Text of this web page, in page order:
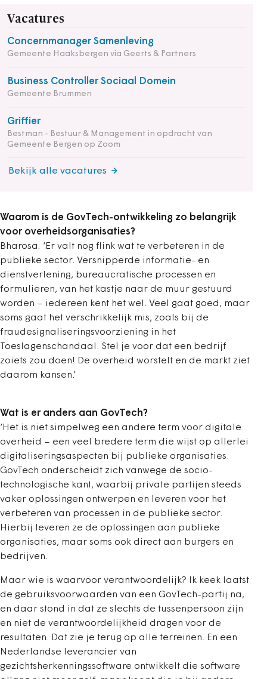
Vacatures
Concernmanager Samenleving
Gemeente Haaksbergen via Geerts & Partners
Business Controller Sociaal Domein
Gemeente Brummen
Griffier
Bestman - Bestuur & Management in opdracht van
Gemeente Bergen op Zoom
Bekijk alle vacatures
Waarom is de GovTech-ontwikkeling zo belangrijk
voor overheidsorganisaties?
Bharosa: ‘Er valt nog flink wat te verbeteren in de
publieke sector. Versnipperde informatie- en
dienstverlening, bureaucratische processen en
formulieren, van het kastje naar de muur gestuurd
worden – iedereen kent het wel. Veel gaat goed, maar
soms gaat het verschrikkelijk mis, zoals bij de
fraudesignaliseringsvoorziening in het
Toeslagenschandaal. Stel je voor dat een bedrijf
zoiets zou doen! De overheid worstelt en de markt ziet
daarom kansen.’
Wat is er anders aan GovTech?
‘Het is niet simpelweg een andere term voor digitale
overheid – een veel bredere term die wijst op allerlei
digitaliseringsaspecten bij publieke organisaties.
GovTech onderscheidt zich vanwege de socio-
technologische kant, waarbij private partijen steeds
vaker oplossingen ontwerpen en ­leveren voor het
verbeteren van processen in de publieke sector.
Hierbij leveren ze de oplossingen aan publieke
organisaties, maar soms ook direct aan burgers en
bedrijven.
Maar wie is waarvoor verantwoordelijk? Ik keek laatst
de gebruiksvoorwaarden van een GovTech-partij na,
en daar stond in dat ze slechts de tussenpersoon zijn
en niet de verantwoordelijkheid dragen voor de
resultaten. Dat zie je terug op alle terreinen. En een
Nederlandse leverancier van
gezichtsherkenningssoftware ontwikkelt die software